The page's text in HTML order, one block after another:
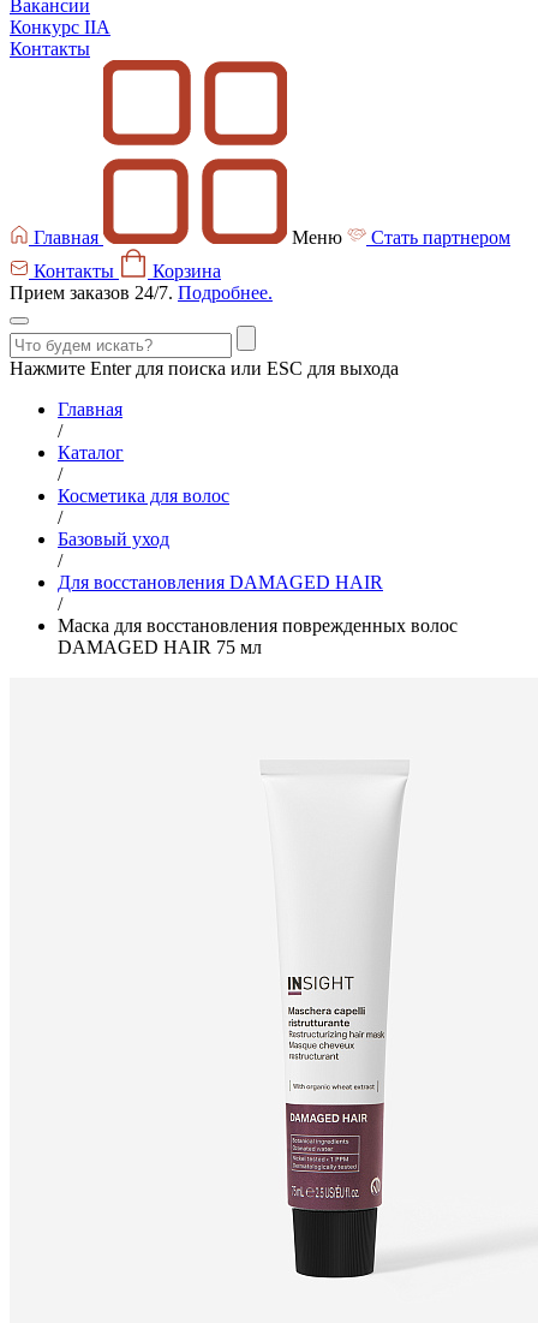
Вакансии
Конкурс IIA
Контакты
Главная Меню
Стать партнером
Контакты
Корзина
Прием заказов 24/7. Подробнее.
Нажмите Enter для поиска или ESC для выхода
Главная
/
Каталог
/
Косметика для волос
/
Базовый уход
/
Для восстановления DAMAGED HAIR
/
Маска для восстановления поврежденных волос
DAMAGED HAIR 75 мл